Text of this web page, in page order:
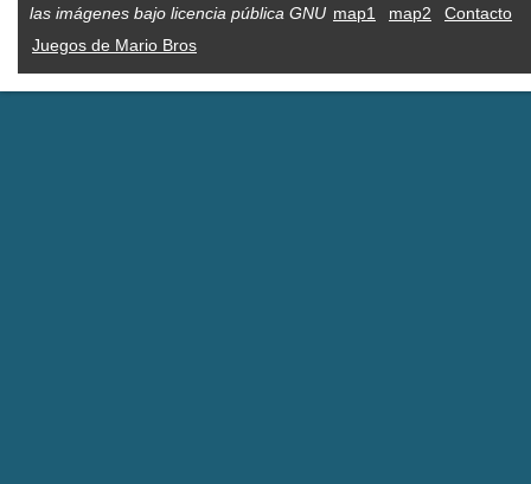
las imágenes bajo licencia pública GNU map1 map2
Contacto
Juegos de Mario Bros